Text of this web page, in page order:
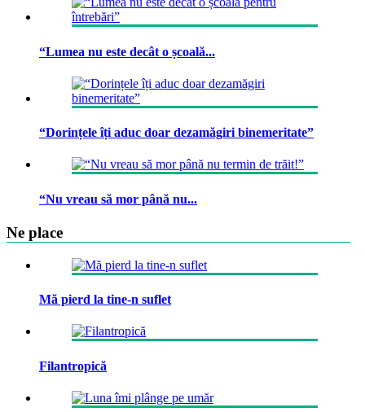
“Lumea nu este decât o școală...
“Dorințele îți aduc doar dezamăgiri binemeritate”
“Nu vreau să mor până nu...
Ne place
Mă pierd la tine-n suflet
Filantropică